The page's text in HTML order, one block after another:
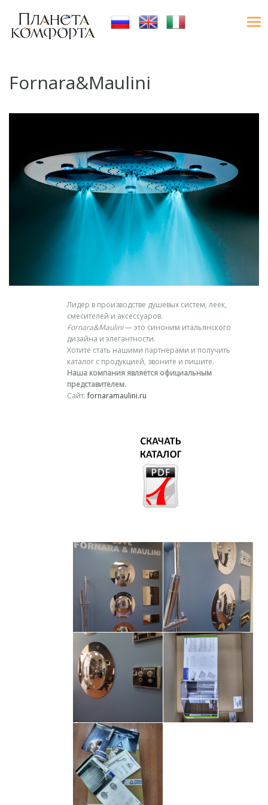
Fornara&Maulini
Лидер в производстве душевых систем, леек,
смесителей и аксессуаров.
Fornara&Maulini— это синоним итальянского
дизайна и элегантности.
Хотите стать нашими партнерами и получить
каталог с продукцией, звоните и пишите.
Наша компания является официальным
представителем.
Сайт:fornaramaulini.ru